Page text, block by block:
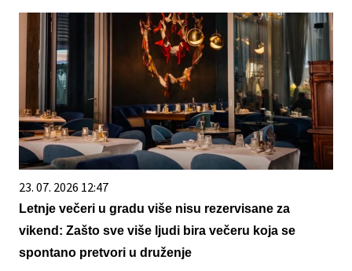
23. 07. 2026 12:47
Letnje večeri u gradu više nisu rezervisane za
vikend: Zašto sve više ljudi bira večeru koja se
spontano pretvori u druženje